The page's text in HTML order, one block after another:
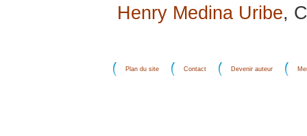
Henry Medina Uribe,
Plan du site Contact Devenir auteur